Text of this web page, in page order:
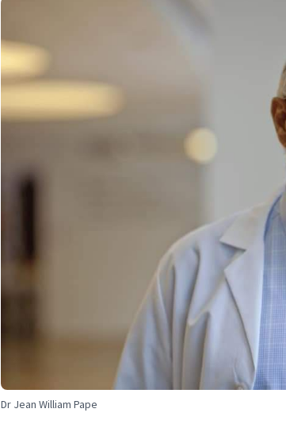
Dr Jean William Pape